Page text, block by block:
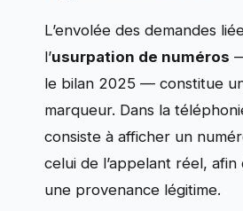
L’envolée des demandes
l’usurpation de numéros
le bilan 2025 — constitue
marqueur. Dans la
consiste à afficher un
celui de l’appelant réel,
une provenance légitime.